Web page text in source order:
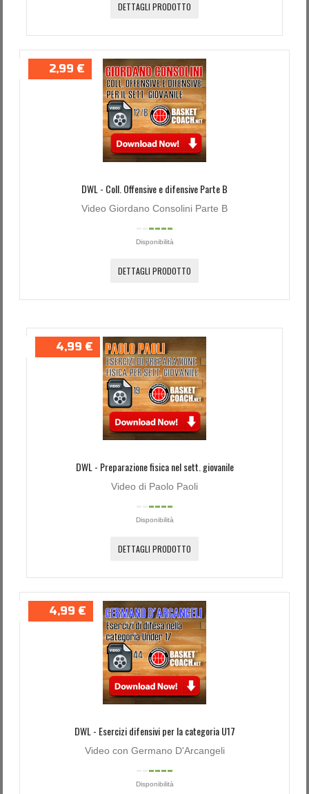
DETTAGLI PRODOTTO
2,99 €
DWL - Coll. Offensive e difensive Parte B
Video Giordano Consolini Parte B
Disponibilità
DETTAGLI PRODOTTO
4,99 €
DWL - Preparazione fisica nel sett. giovanile
Video di Paolo Paoli
Disponibilità
DETTAGLI PRODOTTO
4,99 €
DWL - Esercizi difensivi per la categoria U17
Video con Germano D'Arcangeli
Disponibilità